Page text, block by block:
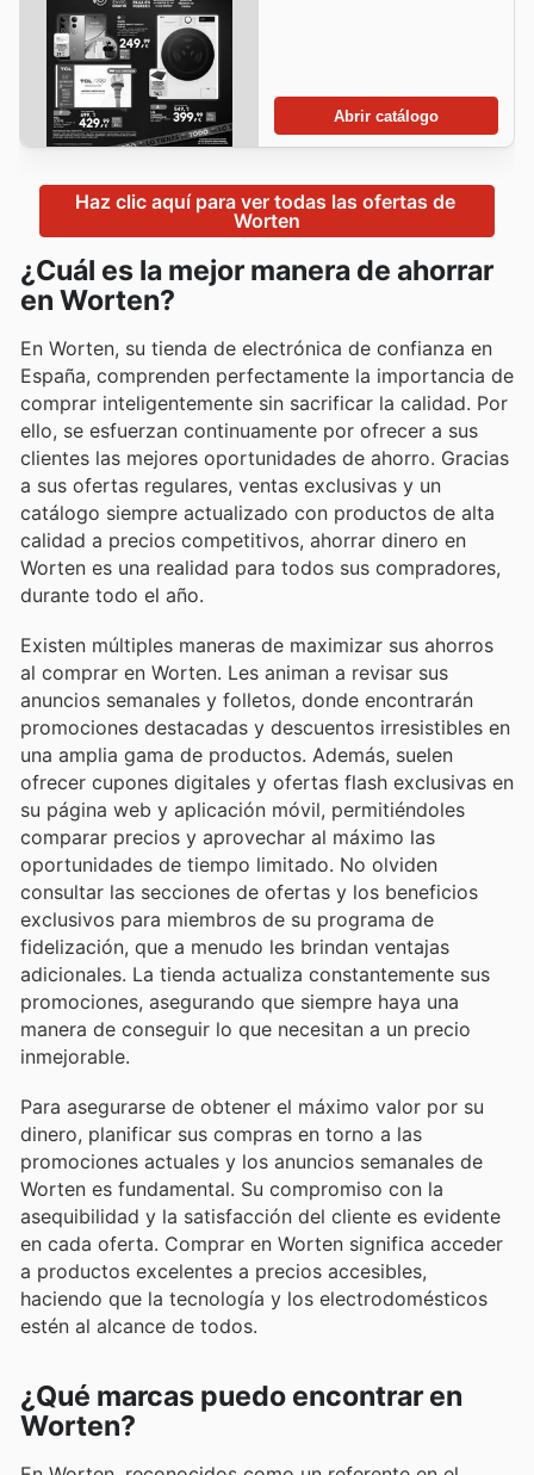
Abrir catálogo
Haz clic aquí para ver todas las ofertas de
Worten
¿Cuál es la mejor manera de ahorrar
en Worten?
En Worten, su tienda de electrónica de confianza en
España, comprenden perfectamente la importancia de
comprar inteligentemente sin sacrificar la calidad. Por
ello, se esfuerzan continuamente por ofrecer a sus
clientes las mejores oportunidades de ahorro. Gracias
a sus ofertas regulares, ventas exclusivas y un
catálogo siempre actualizado con productos de alta
calidad a precios competitivos, ahorrar dinero en
Worten es una realidad para todos sus compradores,
durante todo el año.
Existen múltiples maneras de maximizar sus ahorros
al comprar en Worten. Les animan a revisar sus
anuncios semanales y folletos, donde encontrarán
promociones destacadas y descuentos irresistibles en
una amplia gama de productos. Además, suelen
ofrecer cupones digitales y ofertas flash exclusivas en
su página web y aplicación móvil, permitiéndoles
comparar precios y aprovechar al máximo las
oportunidades de tiempo limitado. No olviden
consultar las secciones de ofertas y los beneficios
exclusivos para miembros de su programa de
fidelización, que a menudo les brindan ventajas
adicionales. La tienda actualiza constantemente sus
promociones, asegurando que siempre haya una
manera de conseguir lo que necesitan a un precio
inmejorable.
Para asegurarse de obtener el máximo valor por su
dinero, planificar sus compras en torno a las
promociones actuales y los anuncios semanales de
Worten es fundamental. Su compromiso con la
asequibilidad y la satisfacción del cliente es evidente
en cada oferta. Comprar en Worten significa acceder
a productos excelentes a precios accesibles,
haciendo que la tecnología y los electrodomésticos
estén al alcance de todos.
¿Qué marcas puedo encontrar en
Worten?